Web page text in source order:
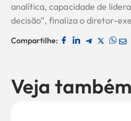
analítica, capacidade de
decisão”, finaliza o diretor-
Compartilhe:
Veja